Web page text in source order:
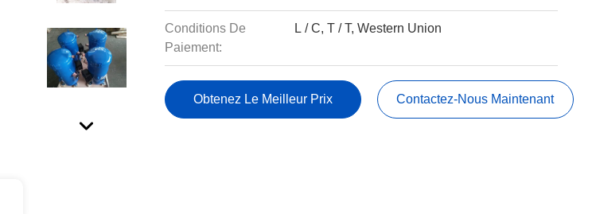
Conditions De
Paiement:
L / C, T / T, Western Union
Obtenez Le Meilleur Prix Contactez-Nous Maintenant